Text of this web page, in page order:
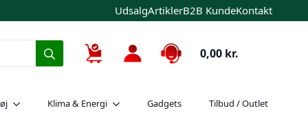
UdsalgArtiklerB2B KundeKontakt
Search
for:
0,00 kr.
Klima & Energi Gadgets Tilbud / Outlet